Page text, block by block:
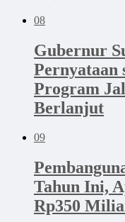
08
Gubernur
Pernyataan
Program
Berlanjut
09
Tahun Ini,
Rp350